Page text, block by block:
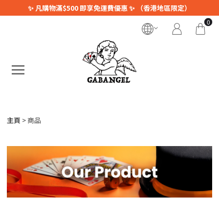
✨ 凡購物滿$500 即享免運費優惠 ✨ （香港地區限定）
0
主頁 商品